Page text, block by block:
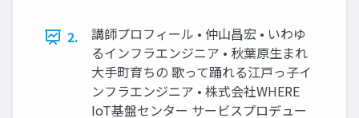
2.
講師プロフィール • 仲山昌宏 • いわゆ
るインフラエンジニア • 秋葉原生まれ
大手町育ちの 歌って踊れる江戸っ子イ
ンフラエンジニア • 株式会社WHERE
IoT基盤センター サービスプロデュー